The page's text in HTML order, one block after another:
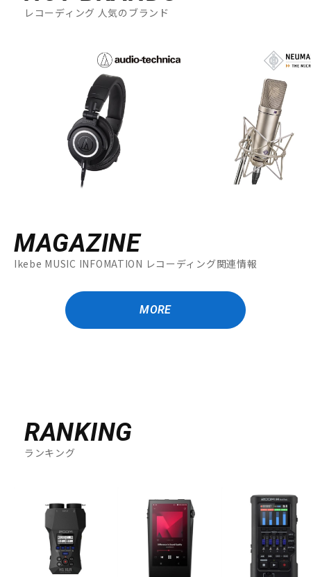
レコーディング 人気のブランド
MAGAZINE
Ikebe MUSIC INFOMATION レコーディング関連情報
MORE
RANKING
ランキング